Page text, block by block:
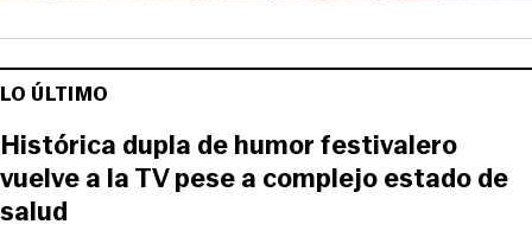
LO ÚLTIMO
Histórica dupla de humor festivalero
vuelve a la TV pese a complejo estado de
salud